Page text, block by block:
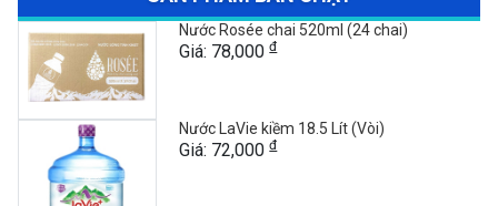
Nước Rosée chai 520ml (24 chai)
Giá: 78,000đ
Nước LaVie kiềm 18.5 Lít (Vòi)
Giá: 72,000đ